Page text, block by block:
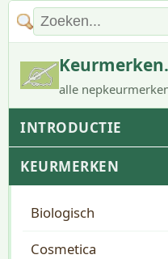
alle
INTRODUCTIE
KEURMERKEN
Biologisch
Cosmetica